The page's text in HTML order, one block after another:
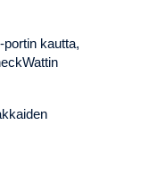
kautta,